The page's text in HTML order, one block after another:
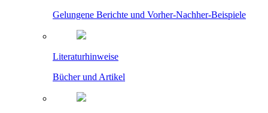
Gelungene Berichte und Vorher-Nachher-Beispiele
Literaturhinweise
Bücher und Artikel